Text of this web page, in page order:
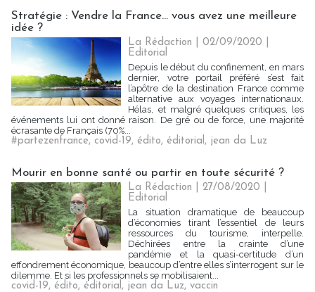
Stratégie : Vendre la France... vous avez une meilleure
idée ?
La Rédaction | 02/09/2020
Editorial
Depuis le début du confinement, en mars
dernier, votre portail préféré s’est fait
l’apôtre de la destination France comme
alternative aux voyages internationaux.
Hélas, et malgré quelques critiques, les
événements lui ont donné raison. De gré ou de force, une majorité
écrasante de Français (70%...
#partezenfrance, covid-19, édito, éditorial, jean da Luz
Mourir en bonne santé ou partir en toute sécurité ?
La Rédaction | 27/08/2020
Editorial
La situation dramatique de beaucoup
d’économies tirant l’essentiel de leurs
ressources du tourisme, interpelle.
Déchirées entre la crainte d’une
pandémie et la quasi-certitude d’un
effondrement économique, beaucoup d’entre elles s’interrogent sur le
dilemme. Et si les professionnels se mobilisaient...
covid-19, édito, éditorial, jean da Luz, vaccin